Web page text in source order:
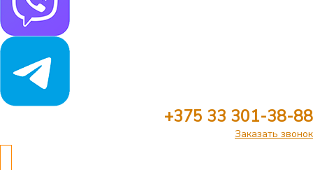
+375 33 301-38-88
Заказать звонок